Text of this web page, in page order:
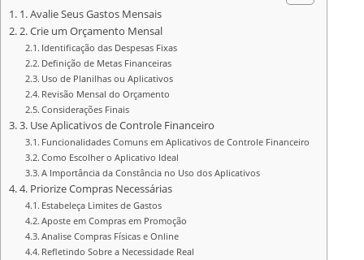
1. Avalie Seus Gastos Mensais
2. Crie um Orçamento Mensal
Identificação das Despesas Fixas
Definição de Metas Financeiras
Uso de Planilhas ou Aplicativos
Revisão Mensal do Orçamento
Considerações Finais
3. Use Aplicativos de Controle Financeiro
Funcionalidades Comuns em Aplicativos de Controle Financeiro
Como Escolher o Aplicativo Ideal
A Importância da Constância no Uso dos Aplicativos
4. Priorize Compras Necessárias
Estabeleça Limites de Gastos
Aposte em Compras em Promoção
Analise Compras Físicas e Online
Refletindo Sobre a Necessidade Real